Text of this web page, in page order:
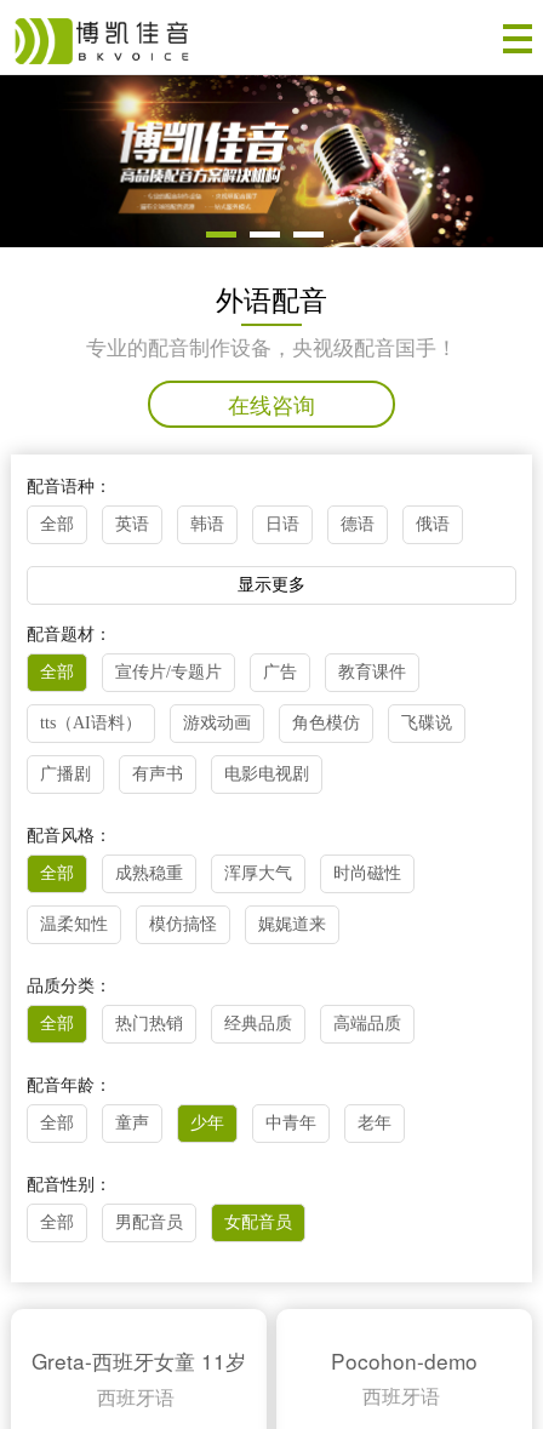
外语配音
专业的配音制作设备，央视级配音国手！
在线咨询
配音语种：
全部 英语 韩语 日语 德语 俄语
阿拉伯语
菲律宾语
克罗地亚语 立陶宛语 老挝语 马来西亚语
缅甸语 尼泊尔语 挪威语 葡萄牙语 瑞典语
塞尔维亚语 斯诺维尼亚语
西班牙语
印尼语 其他
显示更多
配音题材：
全部 宣传片/专题片 广告 教育课件
tts（AI语料） 游戏动画 角色模仿 飞碟说
广播剧 有声书 电影电视剧
配音风格：
全部 成熟稳重 浑厚大气 时尚磁性
温柔知性 模仿搞怪 娓娓道来
品质分类：
全部 热门热销 经典品质 高端品质
配音年龄：
全部 童声 少年 中青年 老年
配音性别：
全部 男配音员 女配音员
Greta-西班牙女童 11岁
西班牙语
Pocohon-demo
西班牙语